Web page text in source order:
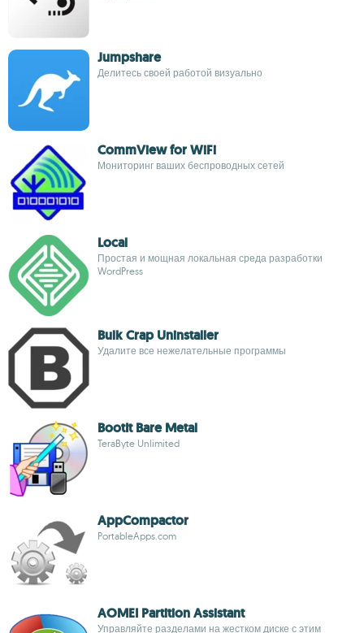
Jumpshare
Делитесь своей работой визуально
CommView for WiFi
Мониторинг ваших беспроводных сетей
Local
Простая и мощная локальная среда разработки
WordPress
Bulk Crap Uninstaller
Удалите все нежелательные программы
BootIt Bare Metal
TeraByte Unlimited
AppCompactor
PortableApps.com
AOMEI Partition Assistant
Управляйте разделами на жестком диске с этим